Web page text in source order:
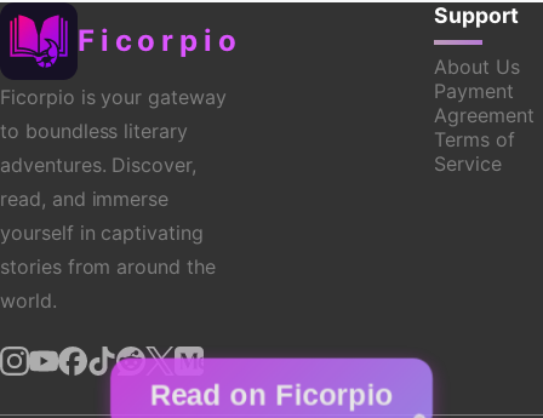
Read on Ficorpio
Ficorpio
Ficorpio is your gateway
to boundless literary
adventures. Discover,
read, and immerse
yourself in captivating
stories from around the
world.
Support
About Us
Payment
Agreement
Terms of
Service